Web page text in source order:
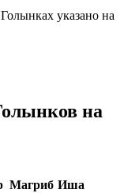
указано на
на
Магриб Иша